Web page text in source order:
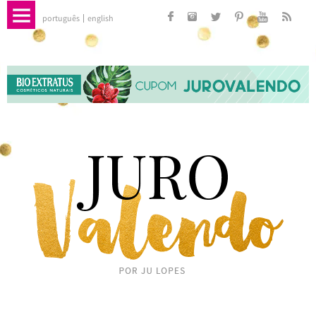
português english